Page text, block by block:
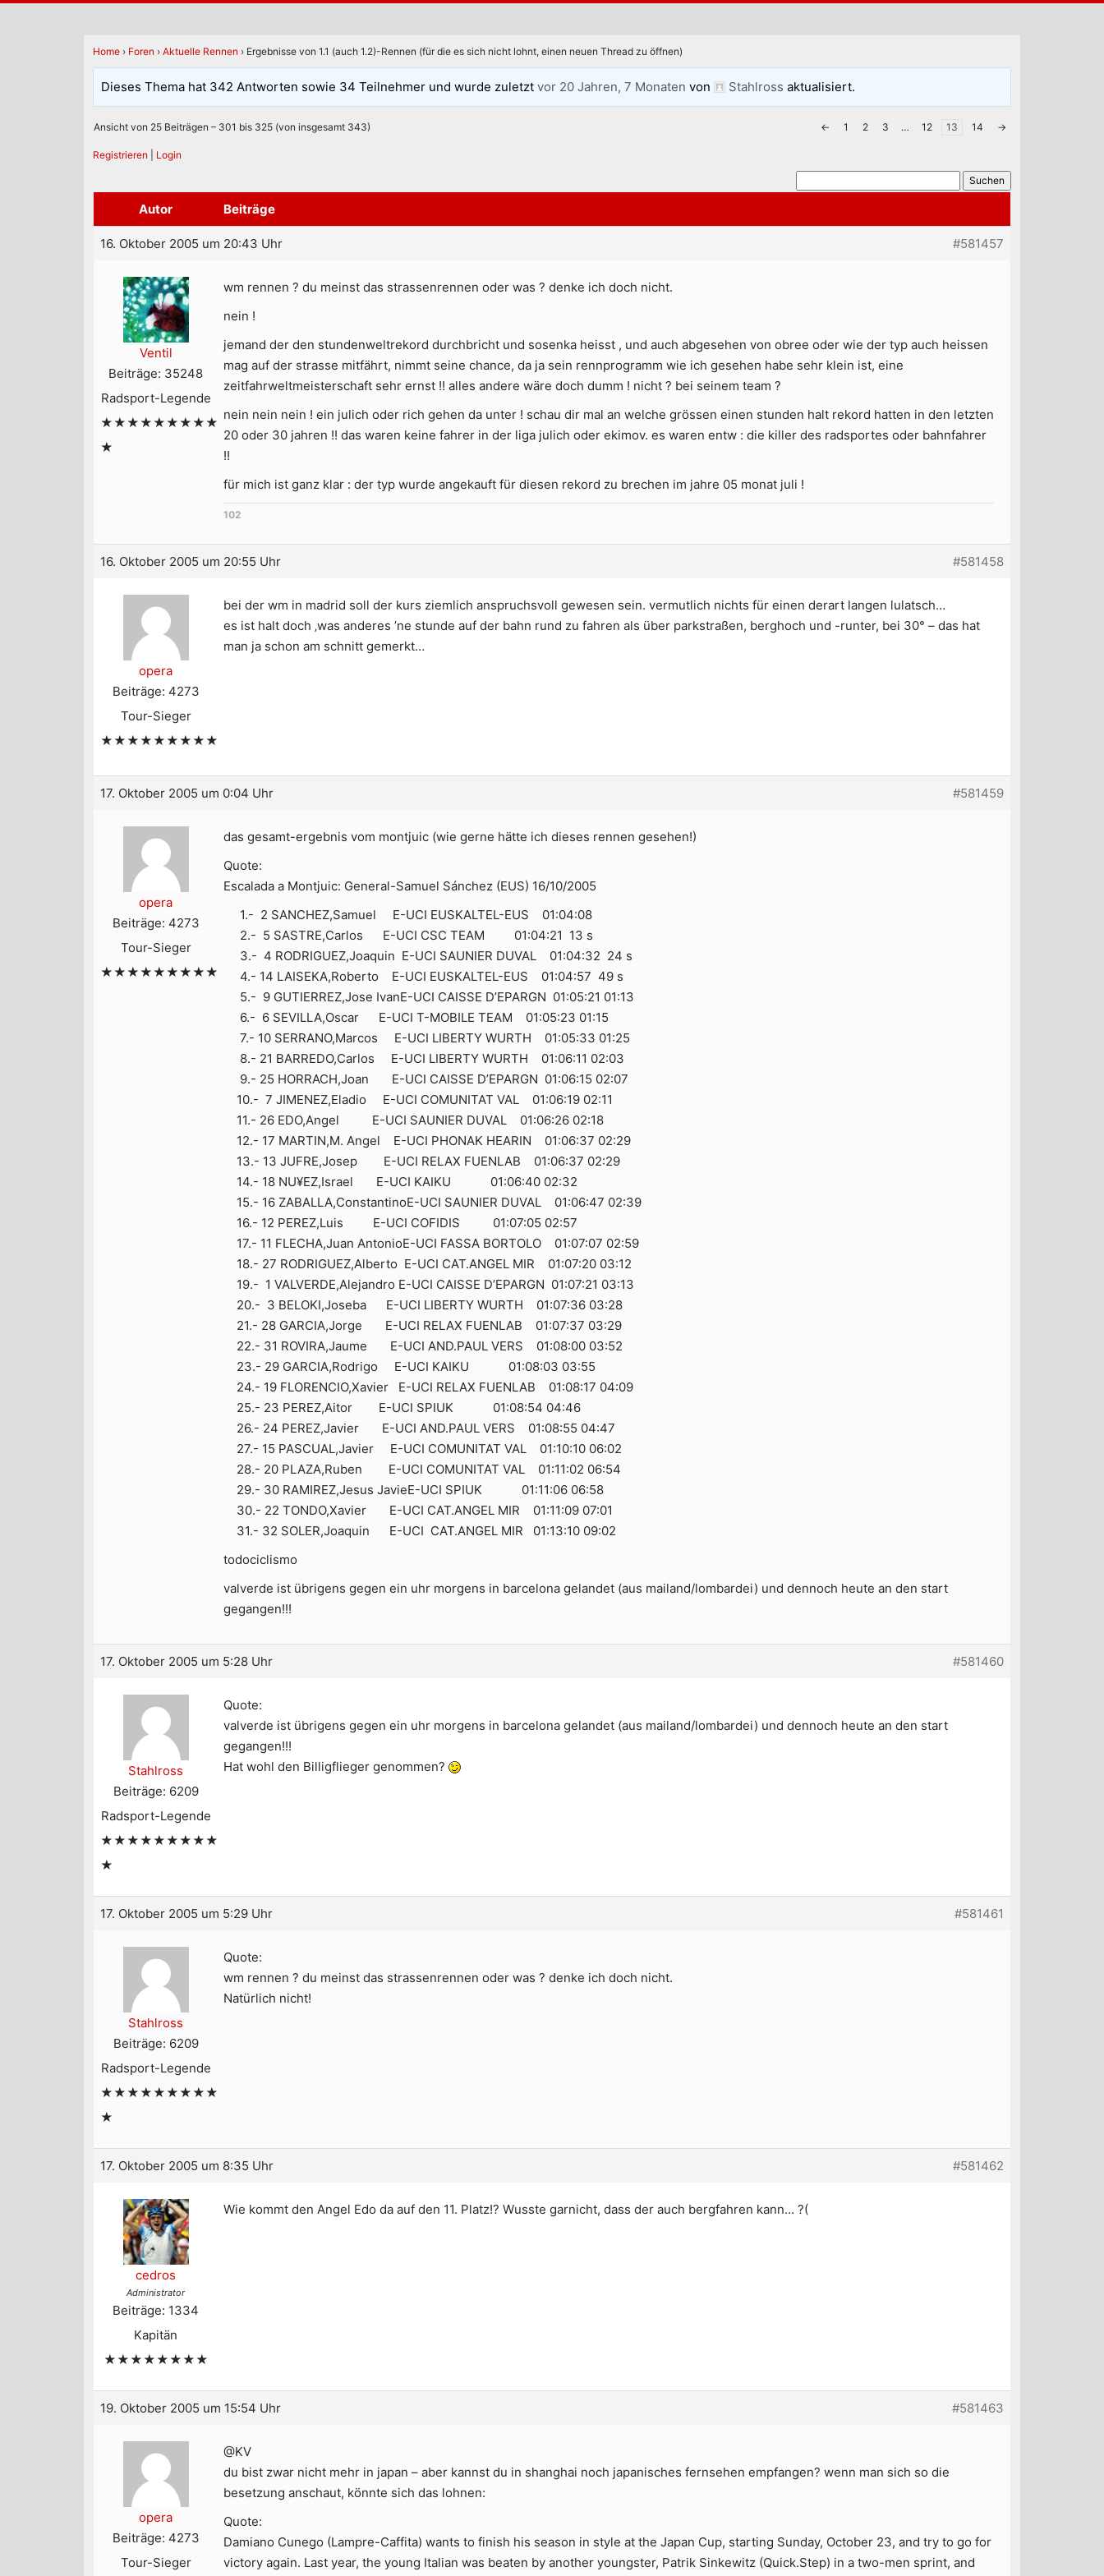
Home › Foren › Aktuelle Rennen › Ergebnisse von 1.1 (auch 1.2)-Rennen (für die es sich nicht lohnt, einen neuen Thread zu öffnen)
Dieses Thema hat 342 Antworten sowie 34 Teilnehmer und wurde zuletztvor 20 Jahren, 7 Monaten von Stahlross aktualisiert.
Ansicht von 25 Beiträgen – 301 bis 325 (von insgesamt 343) ← 1 2 3 … 12 13 14 →
Registrieren Login
Autor Beiträge
16. Oktober 2005 um 20:43 Uhr #581457
Ventil
Beiträge: 35248
Radsport-Legende
★★★★★★★★★
★
wm rennen ? du meinst das strassenrennen oder was ? denke ich doch nicht.
nein !
jemand der den stundenweltrekord durchbricht und sosenka heisst , und auch abgesehen von obree oder wie der typ auch heissen
mag auf der strasse mitfährt, nimmt seine chance, da ja sein rennprogramm wie ich gesehen habe sehr klein ist, eine
zeitfahrweltmeisterschaft sehr ernst !! alles andere wäre doch dumm ! nicht ? bei seinem team ?
nein nein nein ! ein julich oder rich gehen da unter ! schau dir mal an welche grössen einen stunden halt rekord hatten in den letzten
20 oder 30 jahren !! das waren keine fahrer in der liga julich oder ekimov. es waren entw : die killer des radsportes oder bahnfahrer
!!
für mich ist ganz klar : der typ wurde angekauft für diesen rekord zu brechen im jahre 05 monat juli !
102
16. Oktober 2005 um 20:55 Uhr #581458
opera
Beiträge: 4273
Tour-Sieger
★★★★★★★★★
bei der wm in madrid soll der kurs ziemlich anspruchsvoll gewesen sein. vermutlich nichts für einen derart langen lulatsch…
es ist halt doch ‚was anderes ’ne stunde auf der bahn rund zu fahren als über parkstraßen, berghoch und -runter, bei 30° – das hat
man ja schon am schnitt gemerkt…
17. Oktober 2005 um 0:04 Uhr #581459
opera
Beiträge: 4273
Tour-Sieger
★★★★★★★★★
das gesamt-ergebnis vom montjuic (wie gerne hätte ich dieses rennen gesehen!)
Quote:
Escalada a Montjuic: General-Samuel Sánchez (EUS) 16/10/2005
1.- 2 SANCHEZ,Samuel E-UCI EUSKALTEL-EUS 01:04:08
2.- 5 SASTRE,Carlos E-UCI CSC TEAM 01:04:21 13 s
3.- 4 RODRIGUEZ,Joaquin E-UCI SAUNIER DUVAL 01:04:32 24 s
4.- 14 LAISEKA,Roberto E-UCI EUSKALTEL-EUS 01:04:57 49 s
5.- 9 GUTIERREZ,Jose IvanE-UCI CAISSE D’EPARGN 01:05:21 01:13
6.- 6 SEVILLA,Oscar E-UCI T-MOBILE TEAM 01:05:23 01:15
7.- 10 SERRANO,Marcos E-UCI LIBERTY WURTH 01:05:33 01:25
8.- 21 BARREDO,Carlos E-UCI LIBERTY WURTH 01:06:11 02:03
9.- 25 HORRACH,Joan E-UCI CAISSE D’EPARGN 01:06:15 02:07
10.- 7 JIMENEZ,Eladio E-UCI COMUNITAT VAL 01:06:19 02:11
11.- 26 EDO,Angel E-UCI SAUNIER DUVAL 01:06:26 02:18
12.- 17 MARTIN,M. Angel E-UCI PHONAK HEARIN 01:06:37 02:29
13.- 13 JUFRE,Josep E-UCI RELAX FUENLAB 01:06:37 02:29
14.- 18 NU¥EZ,Israel E-UCI KAIKU 01:06:40 02:32
15.- 16 ZABALLA,ConstantinoE-UCI SAUNIER DUVAL 01:06:47 02:39
16.- 12 PEREZ,Luis E-UCI COFIDIS 01:07:05 02:57
17.- 11 FLECHA,Juan AntonioE-UCI FASSA BORTOLO 01:07:07 02:59
18.- 27 RODRIGUEZ,Alberto E-UCI CAT.ANGEL MIR 01:07:20 03:12
19.- 1 VALVERDE,Alejandro E-UCI CAISSE D’EPARGN 01:07:21 03:13
20.- 3 BELOKI,Joseba E-UCI LIBERTY WURTH 01:07:36 03:28
21.- 28 GARCIA,Jorge E-UCI RELAX FUENLAB 01:07:37 03:29
22.- 31 ROVIRA,Jaume E-UCI AND.PAUL VERS 01:08:00 03:52
23.- 29 GARCIA,Rodrigo E-UCI KAIKU 01:08:03 03:55
24.- 19 FLORENCIO,Xavier E-UCI RELAX FUENLAB 01:08:17 04:09
25.- 23 PEREZ,Aitor E-UCI SPIUK 01:08:54 04:46
26.- 24 PEREZ,Javier E-UCI AND.PAUL VERS 01:08:55 04:47
27.- 15 PASCUAL,Javier E-UCI COMUNITAT VAL 01:10:10 06:02
28.- 20 PLAZA,Ruben E-UCI COMUNITAT VAL 01:11:02 06:54
29.- 30 RAMIREZ,Jesus JavieE-UCI SPIUK 01:11:06 06:58
30.- 22 TONDO,Xavier E-UCI CAT.ANGEL MIR 01:11:09 07:01
31.- 32 SOLER,Joaquin E-UCI CAT.ANGEL MIR 01:13:10 09:02
todociclismo
valverde ist übrigens gegen ein uhr morgens in barcelona gelandet (aus mailand/lombardei) und dennoch heute an den start
gegangen!!!
17. Oktober 2005 um 5:28 Uhr #581460
Stahlross
Beiträge: 6209
Radsport-Legende
★★★★★★★★★
★
Quote:
valverde ist übrigens gegen ein uhr morgens in barcelona gelandet (aus mailand/lombardei) und dennoch heute an den start
gegangen!!!
Hat wohl den Billigflieger genommen?
17. Oktober 2005 um 5:29 Uhr #581461
Stahlross
Beiträge: 6209
Radsport-Legende
★★★★★★★★★
★
Quote:
wm rennen ? du meinst das strassenrennen oder was ? denke ich doch nicht.
Natürlich nicht!
17. Oktober 2005 um 8:35 Uhr #581462
cedros
Administrator
Beiträge: 1334
Kapitän
★★★★★★★★
Wie kommt den Angel Edo da auf den 11. Platz!? Wusste garnicht, dass der auch bergfahren kann… ?(
19. Oktober 2005 um 15:54 Uhr #581463
opera
Beiträge: 4273
Tour-Sieger
@KV
du bist zwar nicht mehr in japan – aber kannst du in shanghai noch japanisches fernsehen empfangen? wenn man sich so die
besetzung anschaut, könnte sich das lohnen:
Quote:
Damiano Cunego (Lampre-Caffita) wants to finish his season in style at the Japan Cup, starting Sunday, October 23, and try to go for
victory again. Last year, the young Italian was beaten by another youngster, Patrik Sinkewitz (Quick.Step) in a two-men sprint, and